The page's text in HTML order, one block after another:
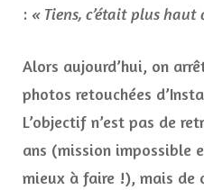
: « Tiens, c’était plus
Alors aujourd’hui, on
photos retouchées
L’objectif n’est pas de
ans (mission impossible
mieux à faire !), mais de